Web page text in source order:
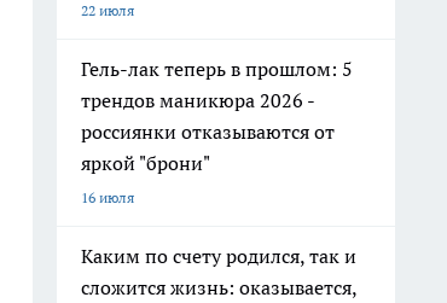
22 июля
Гель-лак теперь в прошлом: 5
трендов маникюра 2026 -
россиянки отказываются от
яркой "брони"
16 июля
Каким по счету родился, так и
сложится жизнь: оказывается,